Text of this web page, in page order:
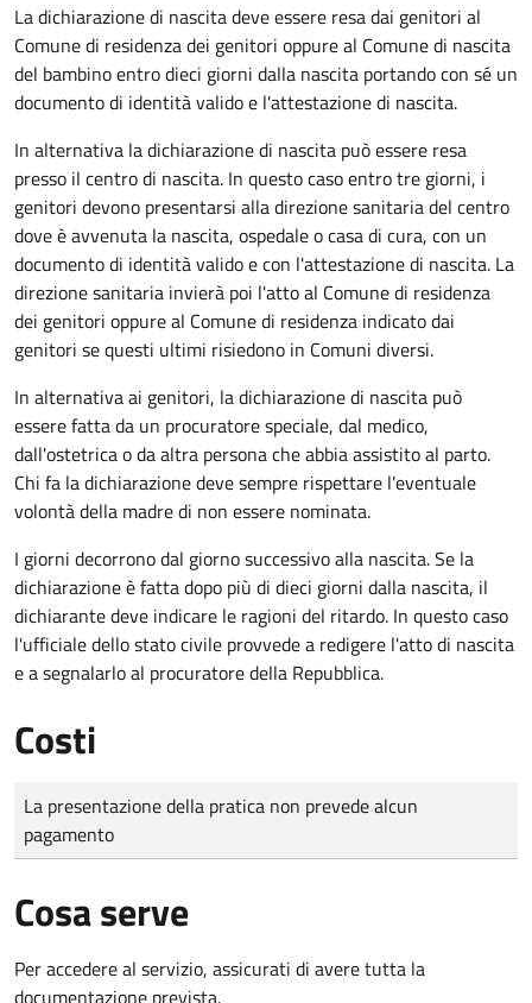
La dichiarazione di nascita deve essere resa dai genitori al
Comune di residenza dei genitori oppure al Comune di nascita
del bambino entro dieci giorni dalla nascita portando con sé un
documento di identità valido e l'attestazione di nascita.
In alternativa la dichiarazione di nascita può essere resa
presso il centro di nascita. In questo caso entro tre giorni, i
genitori devono presentarsi alla direzione sanitaria del centro
dove è avvenuta la nascita, ospedale o casa di cura, con un
documento di identità valido e con l'attestazione di nascita. La
direzione sanitaria invierà poi l'atto al Comune di residenza
dei genitori oppure al Comune di residenza indicato dai
genitori se questi ultimi risiedono in Comuni diversi.
In alternativa ai genitori, la dichiarazione di nascita può
essere fatta da un procuratore speciale, dal medico,
dall'ostetrica o da altra persona che abbia assistito al parto.
Chi fa la dichiarazione deve sempre rispettare l'eventuale
volontà della madre di non essere nominata.
I giorni decorrono dal giorno successivo alla nascita. Se la
dichiarazione è fatta dopo più di dieci giorni dalla nascita, il
dichiarante deve indicare le ragioni del ritardo. In questo caso
l'ufficiale dello stato civile provvede a redigere l'atto di nascita
e a segnalarlo al procuratore della Repubblica.
Costi
Tipo di pagamento
Importo
La presentazione della pratica non prevede alcun
pagamento
Cosa serve
Per accedere al servizio, assicurati di avere tutta la
documentazione prevista.